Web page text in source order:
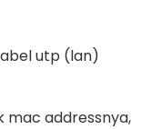
utp (lan)
mac addressnya,